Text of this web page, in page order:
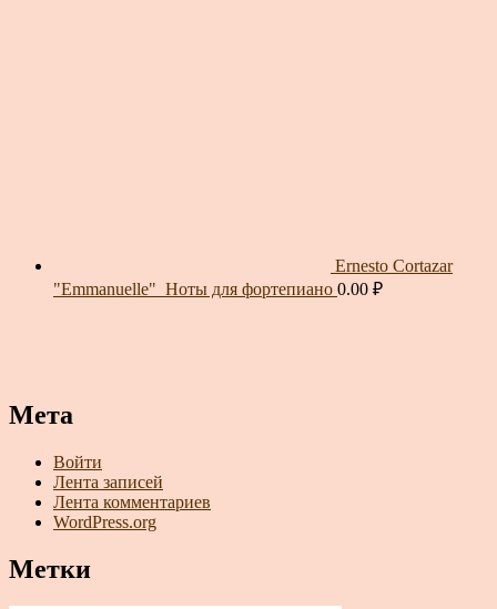
Ernesto Cortazar
"Emmanuelle"_Ноты для фортепиано 0.00 ₽
Мета
Войти
Лента записей
Лента комментариев
WordPress.org
Метки